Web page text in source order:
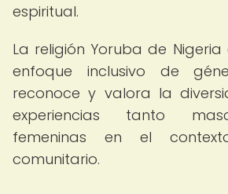
espiritual.
La religión Yoruba de
enfoque inclusivo de
reconoce y valora la
experiencias tanto
femeninas en el
comunitario.